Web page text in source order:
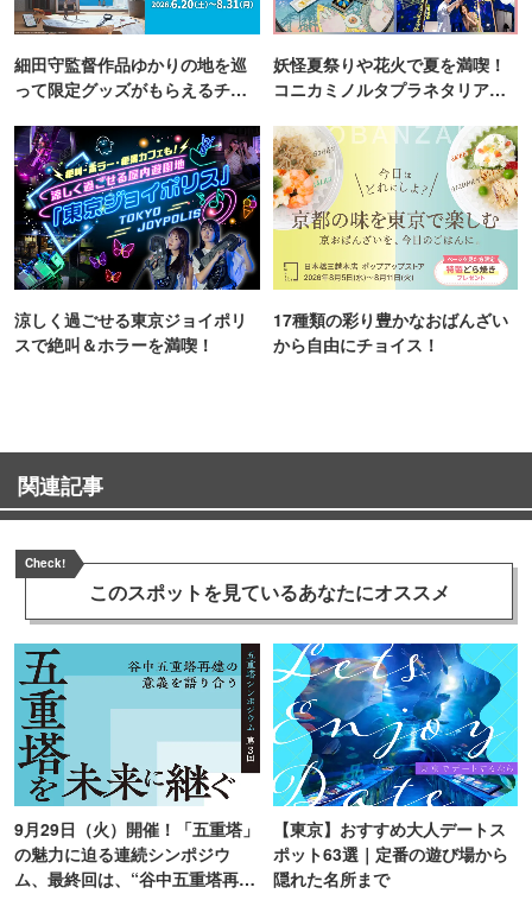
細田守監督作品ゆかりの地を巡
って限定グッズがもらえるチャ
妖怪夏祭りや花火で夏を満喫！
コニカミノルタプラネタリア
涼しく過ごせる東京ジョイポリ
スで絶叫＆ホラーを満喫！
17種類の彩り豊かなおばんざい
から自由にチョイス！
関連記事
Check!
このスポットを見ているあなたにオススメ
9月29日（火）開催！「五重塔」
の魅力に迫る連続シンポジウ
ム、最終回は、“谷中五重塔再建
【東京】おすすめ大人デートス
ポット63選｜定番の遊び場から
隠れた名所まで